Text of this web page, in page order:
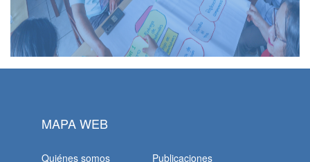
MAPA WEB
Quiénes somos
Publicaciones